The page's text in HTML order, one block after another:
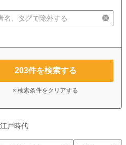
203件を検索する
× 検索条件をクリアする
江戸時代